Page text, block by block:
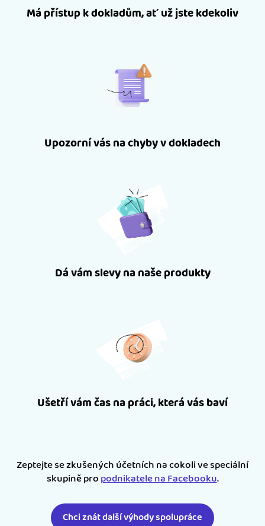
Má přístup k dokladům, ať už jste kdekoliv
Upozorní vás na chyby v dokladech
Dá vám slevy na naše produkty
Ušetří vám čas na práci, která vás baví
Zeptejte se zkušených účetních na cokoli ve speciální
skupině propodnikatele na Facebooku.
Chci znát další výhody spolupráce